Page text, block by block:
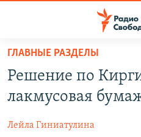
упрощенного
доступа
основному
АВТОРСКИЕ ПРОЕКТЫ
ЦИТАТЫ СВОБОДЫ
ГЛАВНЫЕ РАЗДЕЛЫ
Решение по
лакмусовая
Лейла Гиниатулина